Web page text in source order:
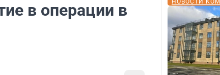
в операции в
НОВОСТИ